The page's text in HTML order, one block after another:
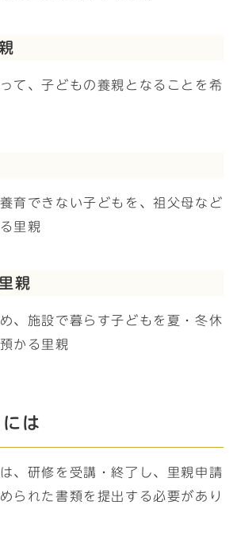
て、子どもの養親となることを希
育できない子どもを、祖父母など
里親
親
、施設で暮らす子どもを夏・冬休
かる里親
は
、研修を受講・終了し、里親申請
られた書類を提出する必要があり